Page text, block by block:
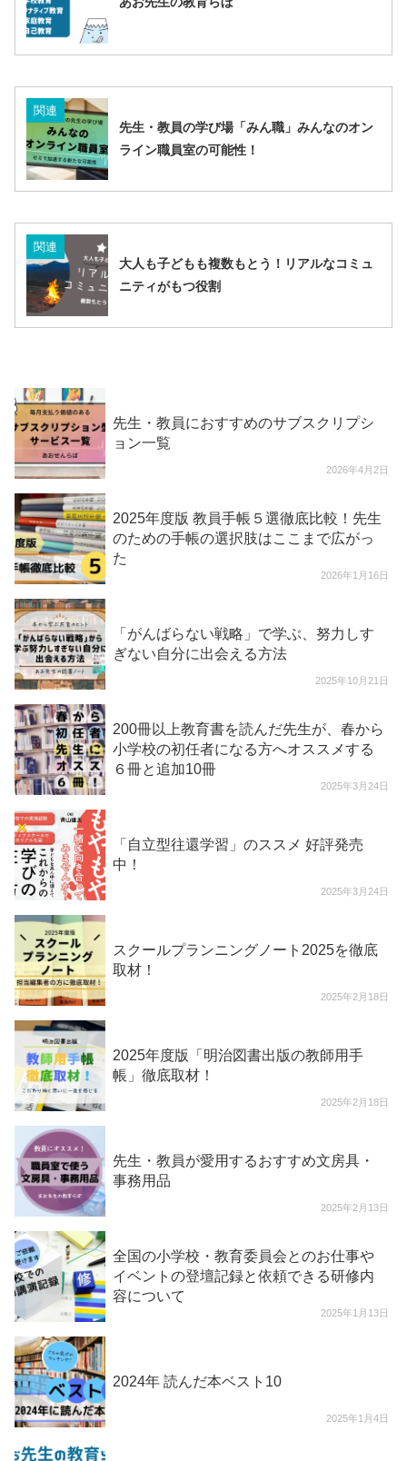
関連
先生・教員の学び場「みん職」みんなのオン
ライン職員室の可能性！
関連
大人も子どもも複数もとう！リアルなコミュ
ニティがもつ役割
2026年4月2日
先生・教員におすすめのサブスクリプシ
ョン一覧
2026年1月16日
2025年度版 教員手帳５選徹底比較！先生
のための手帳の選択肢はここまで広がっ
た
2025年10月21日
「がんばらない戦略」で学ぶ、努力しす
ぎない自分に出会える方法
2025年3月24日
200冊以上教育書を読んだ先生が、春から
小学校の初任者になる方へオススメする
６冊と追加10冊
2025年3月24日
「自立型往還学習」のススメ 好評発売
中！
2025年2月18日
スクールプランニングノート2025を徹底
取材！
2025年2月18日
2025年度版「明治図書出版の教師用手
帳」徹底取材！
2025年2月13日
先生・教員が愛用するおすすめ文房具・
事務用品
2025年1月13日
全国の小学校・教育委員会とのお仕事や
イベントの登壇記録と依頼できる研修内
容について
2025年1月4日
2024年 読んだ本ベスト10